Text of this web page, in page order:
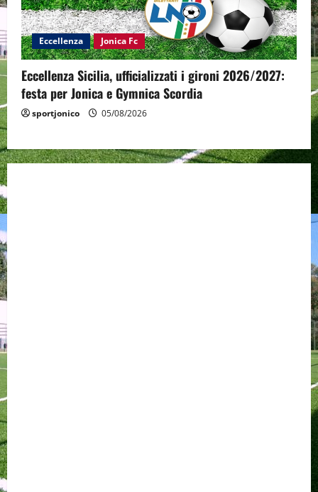
Eccellenza Jonica Fc
Eccellenza Sicilia, ufficializzati i gironi 2026/2027:
festa per Jonica e Gymnica Scordia
sportjonico 05/08/2026